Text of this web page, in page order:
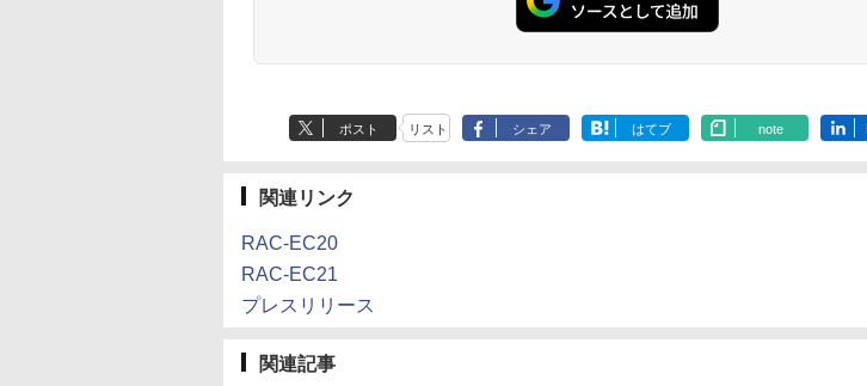
ポスト リスト シェア はてブ note
関連リンク
RAC-EC20
RAC-EC21
プレスリリース
関連記事